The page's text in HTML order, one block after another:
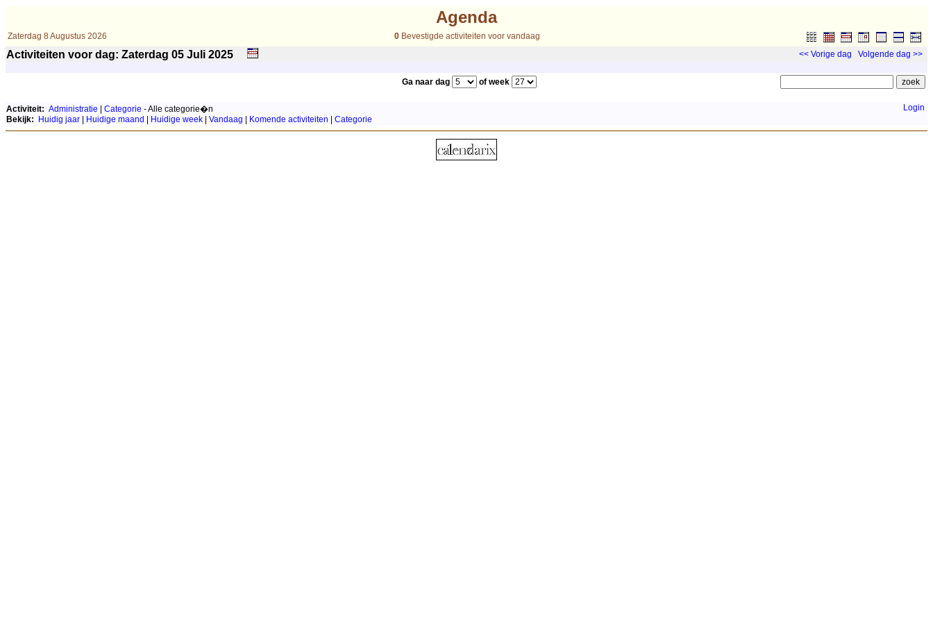
Agenda
Zaterdag 8 Augustus 2026 0Bevestigde activiteiten voor vandaag
Activiteiten voor dag: Zaterdag 05 Juli 2025 << Vorige dag Volgende dag >>
Ga naar dag of week
Activiteit: Administratie Categorie - Alle categorie�n
Bekijk:
Huidig jaar Huidige maand Huidige week Vandaag Komende activiteiten Categorie
Login